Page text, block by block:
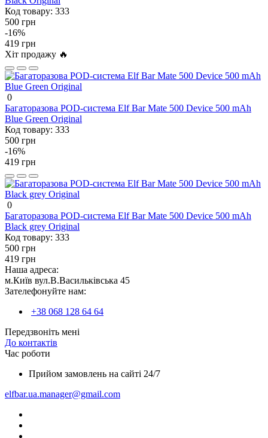
Код товару: 333
500 грн
-16%
419 грн
Хіт продажу 🔥
0
Багаторазова POD-система Elf Bar Mate 500 Device 500 mAh
Blue Green Original
Код товару: 333
500 грн
-16%
419 грн
0
Багаторазова POD-система Elf Bar Mate 500 Device 500 mAh
Black grey Original
Код товару: 333
500 грн
419 грн
Наша адреса:
м.Київ вул.В.Васильківська 45
Зателефонуйте нам:
+38 068 128 64 64
Передзвоніть мені
До контактів
Час роботи
Прийом замовлень на сайті 24/7
elfbar.ua.manager@gmail.com